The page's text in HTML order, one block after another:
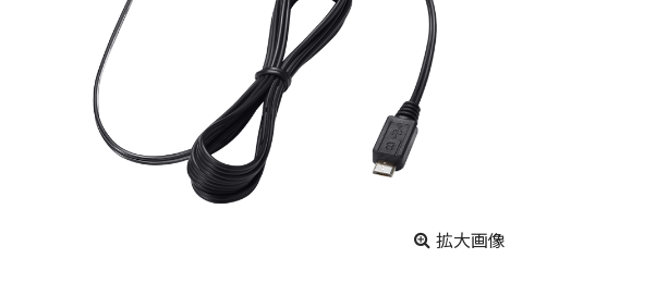
拡大画像